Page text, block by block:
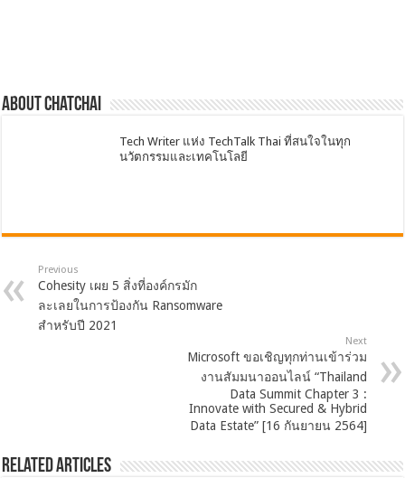
About chatchai
Tech Writer แห่ง TechTalk Thai ที่สนใจในทุก
นวัตกรรมและเทคโนโลยี
Previous
Cohesity เผย 5 สิ่งที่องค์กรมัก
ละเลยในการป้องกัน Ransomware
สำหรับปี 2021
Next
Microsoft ขอเชิญทุกท่านเข้าร่วม
งานสัมมนาออนไลน์ “Thailand
Data Summit Chapter 3 :
Innovate with Secured & Hybrid
Data Estate” [16 กันยายน 2564]
Related Articles